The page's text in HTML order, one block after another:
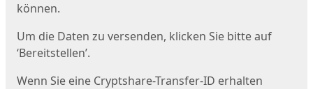
können.
Um die Daten zu versenden, klicken Sie bitte auf
‘Bereitstellen’.
Wenn Sie eine Cryptshare-Transfer-ID erhalten